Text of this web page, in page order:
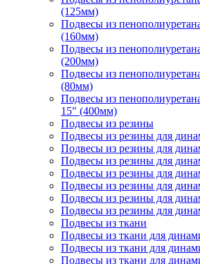
(125мм)
Подвесы из
(160мм)
Подвесы из
(200мм)
Подвесы из
(80мм)
Подвесы из
15" (400мм)
Подвесы из резины
Подвесы из резины для
Подвесы из резины для
Подвесы из резины для
Подвесы из резины для
Подвесы из резины для
Подвесы из резины для
Подвесы из резины для
Подвесы из ткани
Подвесы из ткани для
Подвесы из ткани для
Подвесы из ткани для